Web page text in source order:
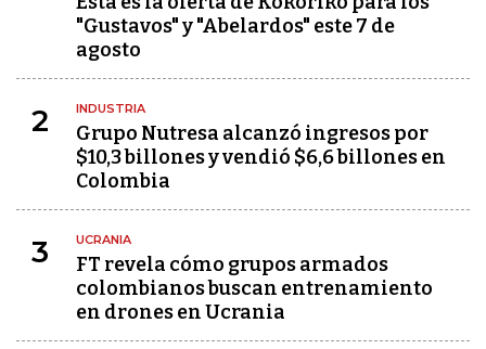
"Gustavos" y "Abelardos" este 7 de
agosto
2 INDUSTRIA
Grupo Nutresa alcanzó ingresos por
$10,3 billones y vendió $6,6 billones en
Colombia
3 UCRANIA
FT revela cómo grupos armados
colombianos buscan entrenamiento
en drones en Ucrania